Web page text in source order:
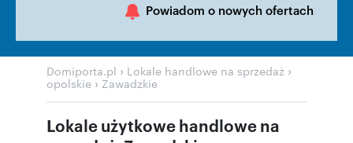
Powiadom o nowych ofertach
Domiporta.pl › Lokale handlowe na sprzedaż ›
opolskie › Zawadzkie
Lokale użytkowe handlowe na